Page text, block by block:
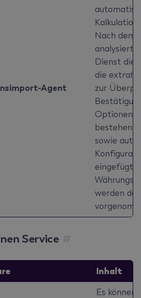
Agent
Nach dem
analysiert
Dienst die
die
zur
Optionen
sowie
eingefügt.
werden
Service
Inhalt
Es können